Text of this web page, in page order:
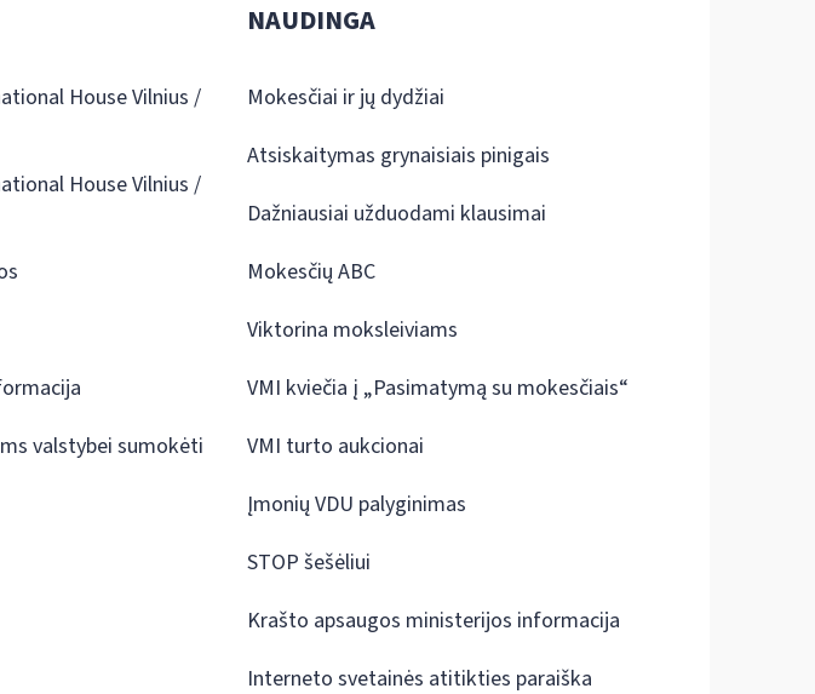
House Vilnius /
House Vilnius /
valstybei sumokėti
NAUDINGA
Mokesčiai ir jų dydžiai
Atsiskaitymas grynaisiais pinigais
Dažniausiai užduodami klausimai
Mokesčių ABC
Viktorina moksleiviams
VMI kviečia į „Pasimatymą su mokesčiais“
VMI turto aukcionai
Įmonių VDU palyginimas
STOP šešėliui
Krašto apsaugos ministerijos informacija
Interneto svetainės atitikties paraiška